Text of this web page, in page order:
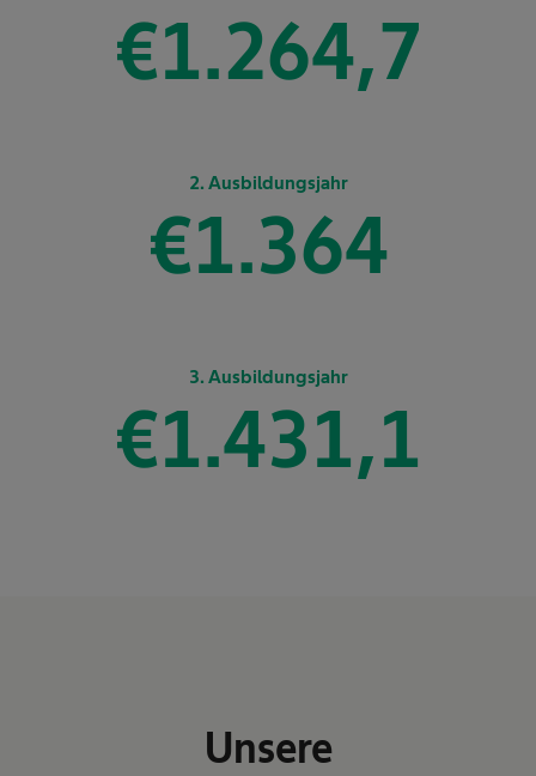
€1.337,5
2. Ausbildungsjahr
€1.443
3. Ausbildungsjahr
€1.513,5
Unsere